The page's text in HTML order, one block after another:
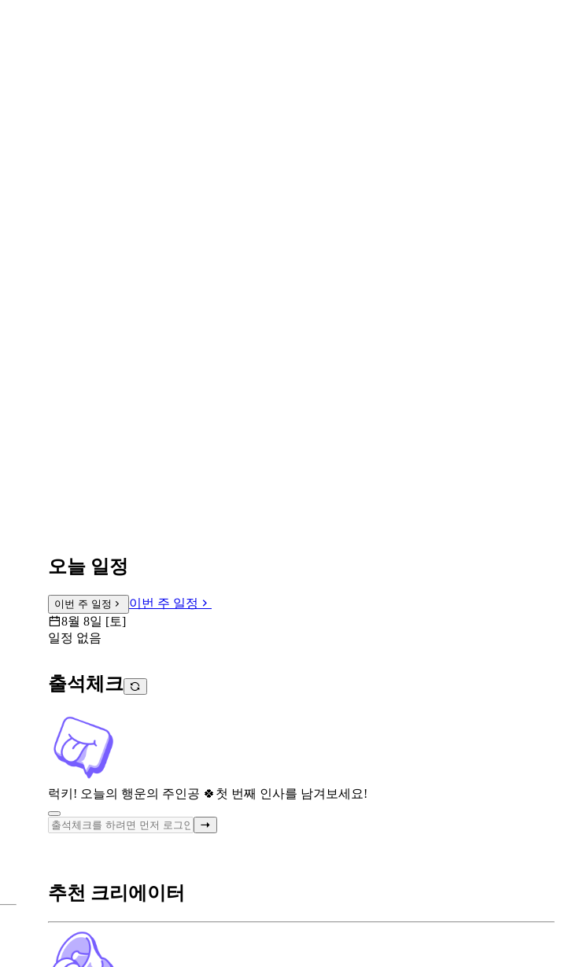
오늘 일정
이번 주 일정
이번 주 일정
8월 8일 [토]
일정 없음
출석체크
럭키! 오늘의 행운의 주인공 🍀 첫 번째 인사를 남겨보세요!
추천 크리에이터